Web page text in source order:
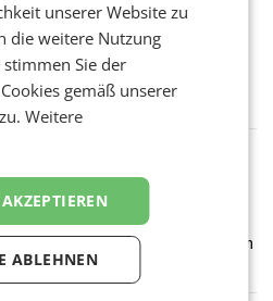
Ranking: Christian
höchster Medienpräsenz
Politik-Ranking untersucht
die Berichterstattung von zwölf
Tageszeitungen und
welche Politikerinnen und
die
zu Warner-Übernahme erst
2027
Die geplante Übernahme des
Urgesteins Warner Brothers durch
Paramount wird noch lange in
bleiben. Eine Richterin setzte
unserer Website zu
die weitere Nutzung
Sie der
gemäß unserer
Weitere
ABLEHNEN